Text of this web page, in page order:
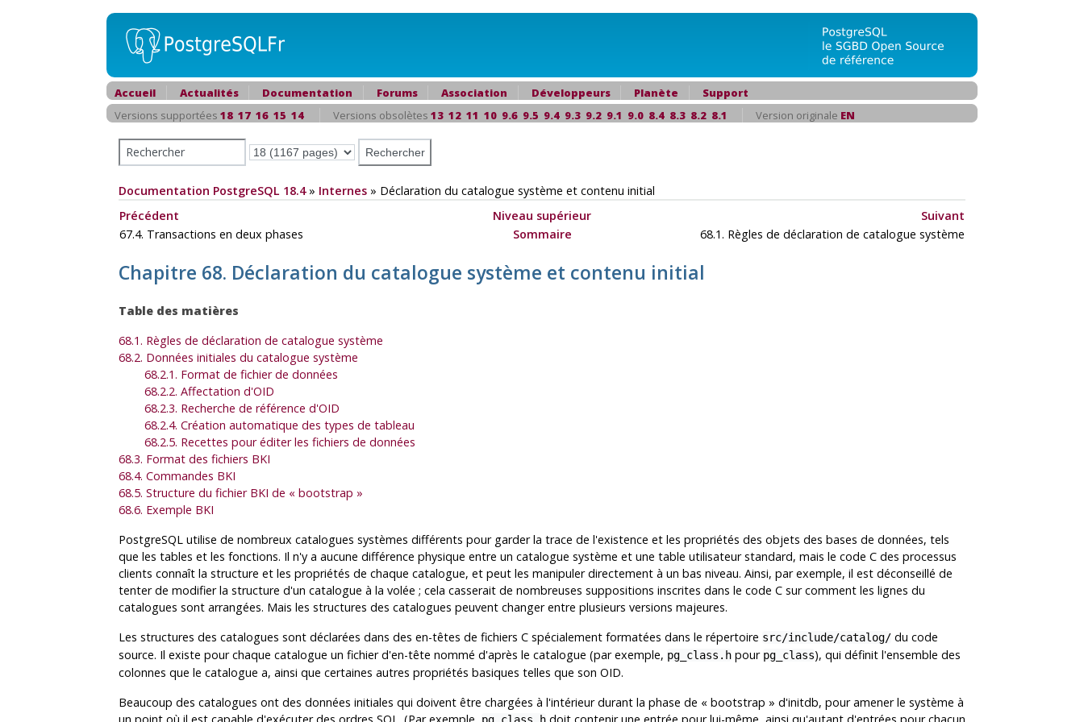
Accueil Actualités Documentation Forums Association Développeurs Planète
Support
Versions supportées 18 17 16 15 14 Versions obsolètes 13 12 11 10 9.6 9.5 9.4 9.3 9.2 9.1 9.0 8.4 8.3 8.2 8.1 Version originale EN
Documentation PostgreSQL 18.4» Internes » Déclaration du catalogue système et contenu initial
Précédent
Niveau supérieur
Suivant
67.4. Transactions en deux phases
Sommaire 68.1. Règles de déclaration de catalogue système
Chapitre 68. Déclaration du catalogue système et contenu initial
Table des matières
68.1. Règles de déclaration de catalogue système
68.2. Données initiales du catalogue système
68.2.1. Format de fichier de données
68.2.2. Affectation d'OID
68.2.3. Recherche de référence d'OID
68.2.4. Création automatique des types de tableau
68.2.5. Recettes pour éditer les fichiers de données
68.3. Format des fichiers BKI
68.4. Commandes BKI
68.5. Structure du fichier BKI de « bootstrap »
68.6. Exemple BKI
PostgreSQL utilise de nombreux catalogues systèmes différents pour garder la trace de l'existence et les propriétés des objets des bases de données, tels
que les tables et les fonctions. Il n'y a aucune différence physique entre un catalogue système et une table utilisateur standard, mais le code C des processus
clients connaît la structure et les propriétés de chaque catalogue, et peut les manipuler directement à un bas niveau. Ainsi, par exemple, il est déconseillé de
tenter de modifier la structure d'un catalogue à la volée ; cela casserait de nombreuses suppositions inscrites dans le code C sur comment les lignes du
catalogues sont arrangées. Mais les structures des catalogues peuvent changer entre plusieurs versions majeures.
Les structures des catalogues sont déclarées dans des en-têtes de fichiers C spécialement formatées dans le répertoire src/include/catalog/ du code
source. Il existe pour chaque catalogue un fichier d'en-tête nommé d'après le catalogue (par exemple, pg_class.h pour pg_class), qui définit l'ensemble des
colonnes que le catalogue a, ainsi que certaines autres propriétés basiques telles que son OID.
Beaucoup des catalogues ont des données initiales qui doivent être chargées à l'intérieur durant la phase de « bootstrap » d'initdb, pour amener le système à